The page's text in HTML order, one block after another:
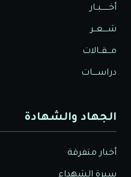
أخــــــبــار
شــــعــر
مـــقــالات
دراســــات
الجهاد والشهادة
أخبار متفرقة
سيرة الشهداء